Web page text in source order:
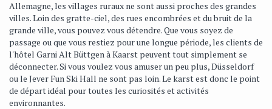
Allemagne, les villages ruraux ne sont aussi proches des grandes
villes. Loin des gratte-ciel, des rues encombrées et du bruit de la
grande ville, vous pouvez vous détendre. Que vous soyez de
passage ou que vous restiez pour une longue période, les clients de
l'hôtel Garni Alt Büttgen à Kaarst peuvent tout simplement se
déconnecter. Si vous voulez vous amuser un peu plus, Düsseldorf
ou le Jever Fun Ski Hall ne sont pas loin. Le karst est donc le point
de départ idéal pour toutes les curiosités et activités
environnantes.